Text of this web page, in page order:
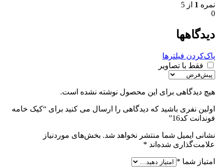
نمره 1 از 5
0
دیدگاهها
پاک‌کردن فیلترها
فقط با تصاویر
هیچ دیدگاهی برای این محصول نوشته نشده است.
اولین نفری باشید که دیدگاهی را ارسال می کنید برای “کیک خامه
فوندانت کد16”
نشانی ایمیل شما منتشر نخواهد شد. بخش‌های موردنیاز
علامت‌گذاری شده‌اند *
امتیاز شما *